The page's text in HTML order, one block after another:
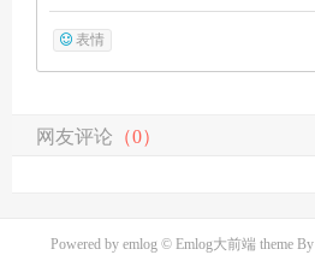
表情
网友评论 （0）
Powered by emlog© Emlog大前端 theme By